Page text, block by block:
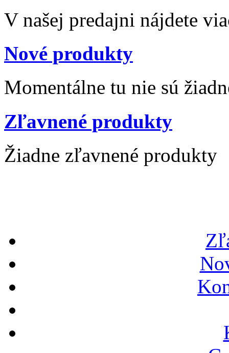
V našej predajni nájdete
Nové produkty
Momentálne tu nie sú
Zľavnené produkty
Žiadne zľavnené produkty